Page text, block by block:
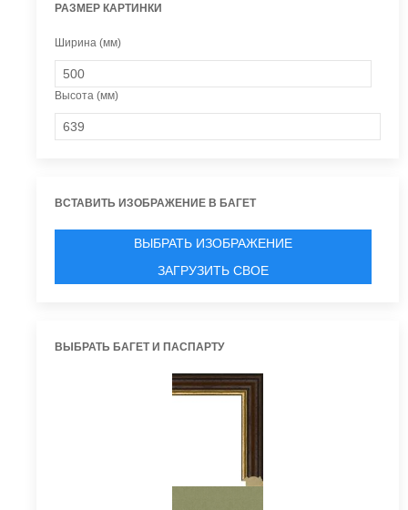
РАЗМЕР КАРТИНКИ
Ширина (мм)
Высота (мм)
ВСТАВИТЬ ИЗОБРАЖЕНИЕ В БАГЕТ
ВЫБРАТЬ ИЗОБРАЖЕНИЕ
ЗАГРУЗИТЬ СВОЕ
ВЫБРАТЬ БАГЕТ И ПАСПАРТУ